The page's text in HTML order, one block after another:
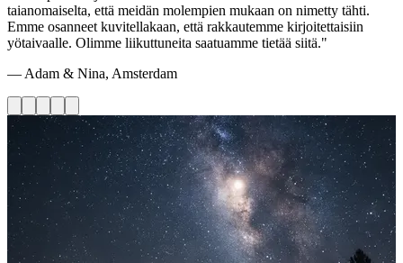
taianomaiselta, että meidän molempien mukaan on nimetty tähti.
Emme osanneet kuvitellakaan, että rakkautemme kirjoitettaisiin
yötaivaalle. Olimme liikuttuneita saatuamme tietää siitä."
— Adam & Nina, Amsterdam